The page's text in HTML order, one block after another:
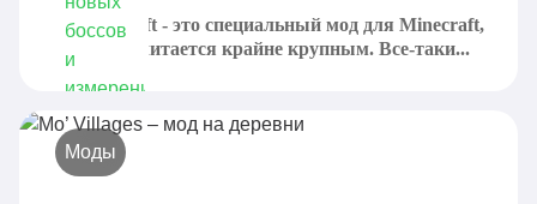
AbyssalCraft - это специальный мод для Minecraft,
который считается крайне крупным. Все-таки...
Моды